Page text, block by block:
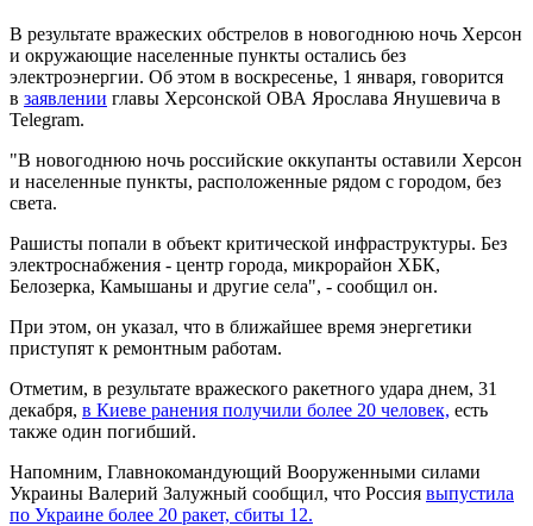
В результате вражеских обстрелов в новогоднюю ночь Херсон
и окружающие населенные пункты остались без
электроэнергии. Об этом в воскресенье, 1 января, говорится
в заявлении главы Херсонской ОВА Ярослава Янушевича в
Telegram.
"В новогоднюю ночь российские оккупанты оставили Херсон
и населенные пункты, расположенные рядом с городом, без
света.
Рашисты попали в объект критической инфраструктуры. Без
электроснабжения - центр города, микрорайон ХБК,
Белозерка, Камышаны и другие села", - сообщил он.
При этом, он указал, что в ближайшее время энергетики
приступят к ремонтным работам.
Отметим, в результате вражеского ракетного удара днем, 31
декабря, в Киеве ранения получили более 20 человек, есть
также один погибший.
Напомним, Главнокомандующий Вооруженными силами
Украины Валерий Залужный сообщил, что Россия выпустила
по Украине более 20 ракет, сбиты 12.